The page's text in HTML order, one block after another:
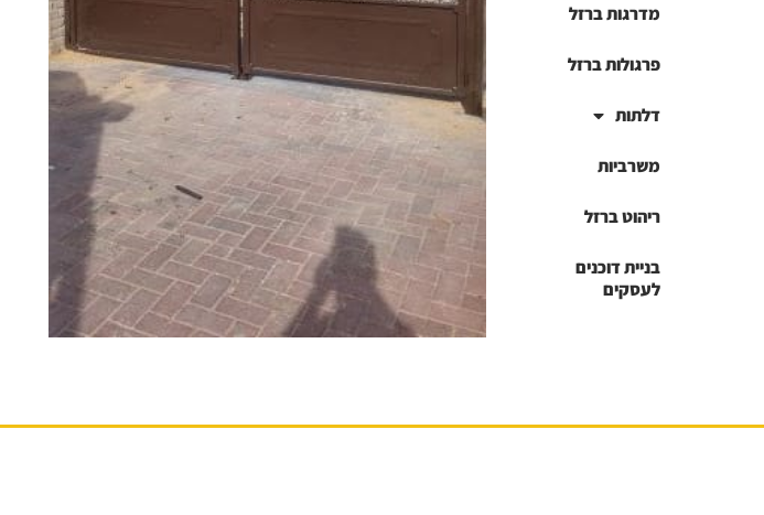
מדרגות ברזל
פרגולות ברזל
דלתות
משרביות
ריהוט ברזל
בניית דוכנים
לעסקים